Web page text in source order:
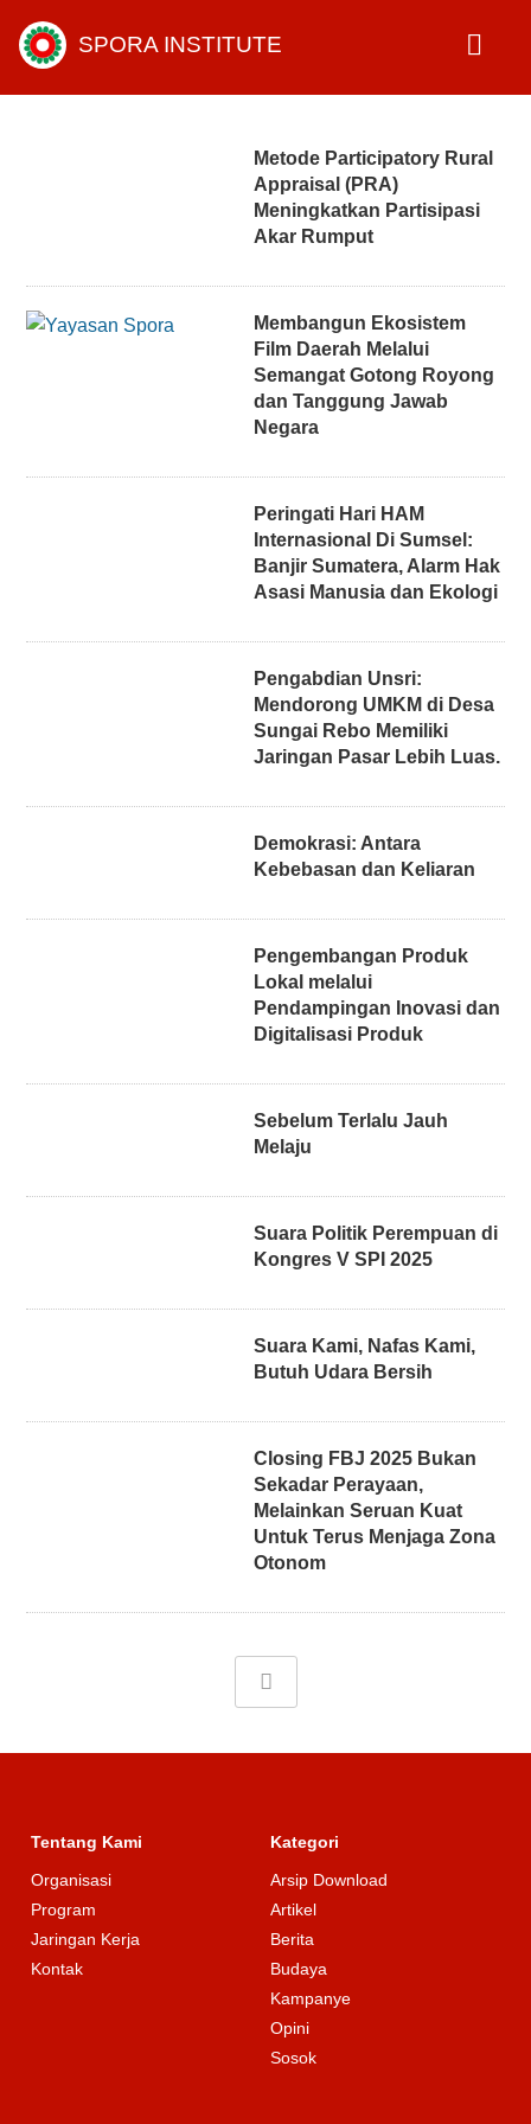
SPORA INSTITUTE
Metode Participatory Rural
Appraisal (PRA)
Meningkatkan Partisipasi
Akar Rumput
Membangun Ekosistem
Film Daerah Melalui
Semangat Gotong Royong
dan Tanggung Jawab
Negara
Peringati Hari HAM
Internasional Di Sumsel:
Banjir Sumatera, Alarm Hak
Asasi Manusia dan Ekologi
Pengabdian Unsri:
Mendorong UMKM di Desa
Sungai Rebo Memiliki
Jaringan Pasar Lebih Luas.
Demokrasi: Antara
Kebebasan dan Keliaran
Pengembangan Produk
Lokal melalui
Pendampingan Inovasi dan
Digitalisasi Produk
Sebelum Terlalu Jauh
Melaju
Suara Politik Perempuan di
Kongres V SPI 2025
Suara Kami, Nafas Kami,
Butuh Udara Bersih
Closing FBJ 2025 Bukan
Sekadar Perayaan,
Melainkan Seruan Kuat
Untuk Terus Menjaga Zona
Otonom
Tentang Kami
Organisasi
Program
Jaringan Kerja
Kontak
Kategori
Arsip Download
Artikel
Berita
Budaya
Kampanye
Opini
Sosok